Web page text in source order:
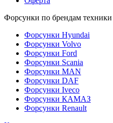
Форсунки по брендам техники
Форсунки Hyundai
Форсунки Volvo
Форсунки Ford
Форсунки Scania
Форсунки MAN
Форсунки DAF
Форсунки Iveco
Форсунки КАМАЗ
Форсунки Renault